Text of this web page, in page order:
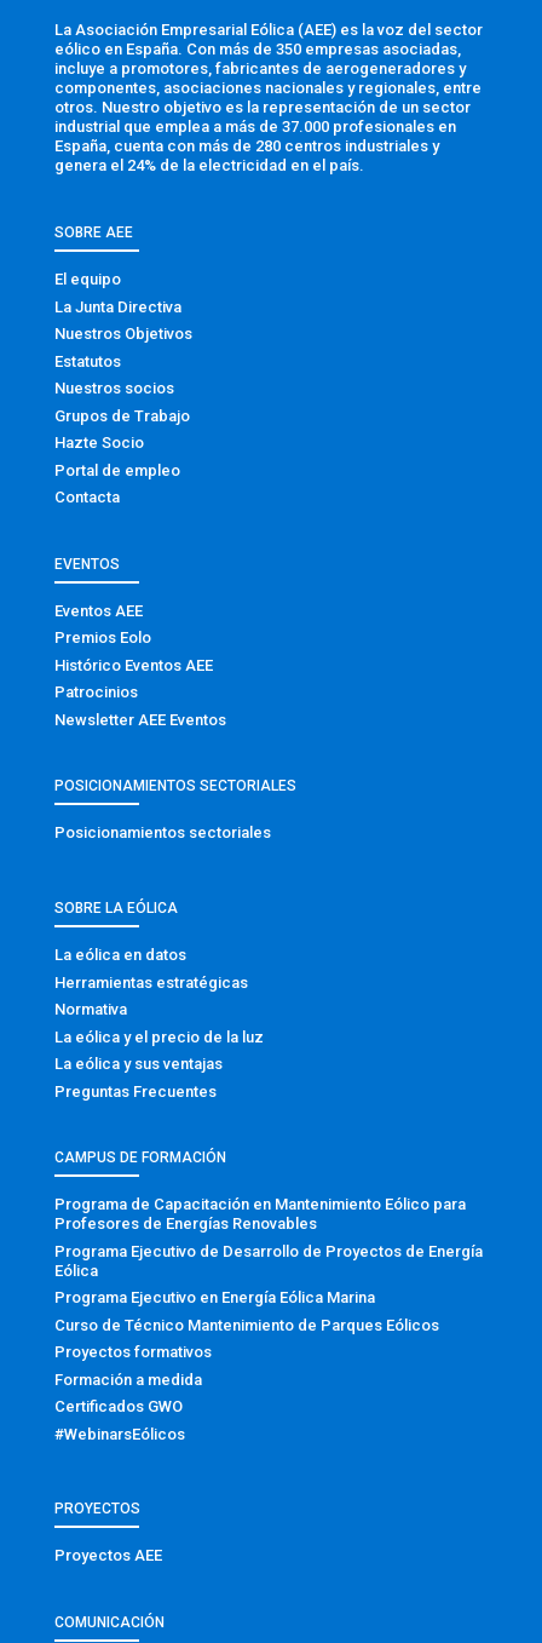
La Asociación Empresarial Eólica (AEE) es la voz del sector
eólico en España. Con más de 350 empresas asociadas,
incluye a promotores, fabricantes de aerogeneradores y
componentes, asociaciones nacionales y regionales, entre
otros. Nuestro objetivo es la representación de un sector
industrial que emplea a más de 37.000 profesionales en
España, cuenta con más de 280 centros industriales y
genera el 24% de la electricidad en el país.
SOBRE AEE
El equipo
La Junta Directiva
Nuestros Objetivos
Estatutos
Nuestros socios
Grupos de Trabajo
Hazte Socio
Portal de empleo
Contacta
EVENTOS
Eventos AEE
Premios Eolo
Histórico Eventos AEE
Patrocinios
Newsletter AEE Eventos
POSICIONAMIENTOS SECTORIALES
Posicionamientos sectoriales
SOBRE LA EÓLICA
La eólica en datos
Herramientas estratégicas
Normativa
La eólica y el precio de la luz
La eólica y sus ventajas
Preguntas Frecuentes
CAMPUS DE FORMACIÓN
Programa de Capacitación en Mantenimiento Eólico para
Profesores de Energías Renovables
Programa Ejecutivo de Desarrollo de Proyectos de Energía
Eólica
Programa Ejecutivo en Energía Eólica Marina
Curso de Técnico Mantenimiento de Parques Eólicos
Proyectos formativos
Formación a medida
Certificados GWO
#WebinarsEólicos
PROYECTOS
Proyectos AEE
COMUNICACIÓN